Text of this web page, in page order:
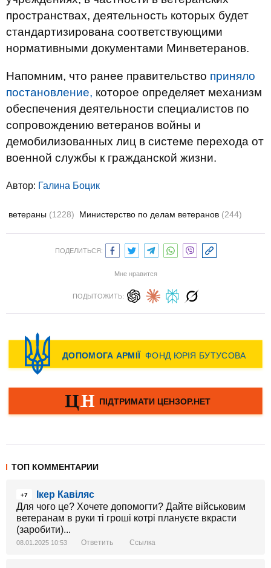
пространствах, деятельность которых будет
стандартизирована соответствующими
нормативными документами Минветеранов.
Напомним, что ранее правительство приняло
постановление, которое определяет механизм
обеспечения деятельности специалистов по
сопровождению ветеранов войны и
демобилизованных лиц в системе перехода от
военной службы к гражданской жизни.
Автор: Галина Боцик
ветераны (1228) Министерство по делам ветеранов (244)
ПОДЕЛИТЬСЯ:
Мне нравится
ПОДЫТОЖИТЬ:
ТОП КОММЕНТАРИИ
+7
Ікер Кавіляс
Для чого це? Хочете допомогти? Дайте військовим
ветеранам в руки ті гроші котрі плануєте вкрасти
(заробити)...
08.01.2025 10:53 Ответить Ссылка